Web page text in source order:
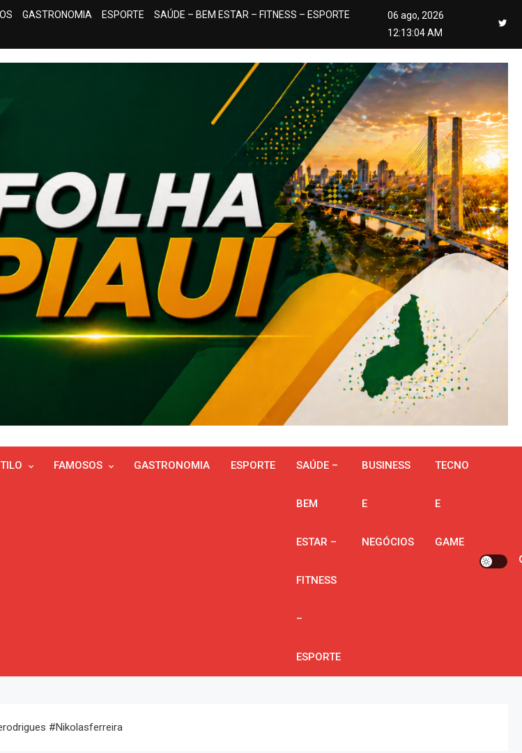
GASTRONOMIA ESPORTE
SAÚDE – BEM ESTAR – FITNESS – ESPORTE
06 ago, 2026
12:13:05 AM
FAMOSOS GASTRONOMIA ESPORTE SAÚDE –
BEM
ESTAR –
FITNESS
–
ESPORTE
BUSINESS
E
NEGÓCIOS
TECNO
E
GAME
#nikolasferreira